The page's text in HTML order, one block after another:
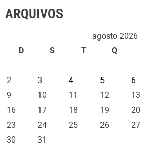
ARQUIVOS
agosto 2026
D
S T Q
2
3 4 5 6
9
10 11 12 13
16
17 18 19 20
23
24 25 26 27
30
31